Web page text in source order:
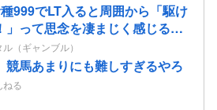
999でLT入ると周囲から「駆け
」って思念を凄まじく感じる…
（ギャンブル）
競馬あまりにも難しすぎるやろ
ねる